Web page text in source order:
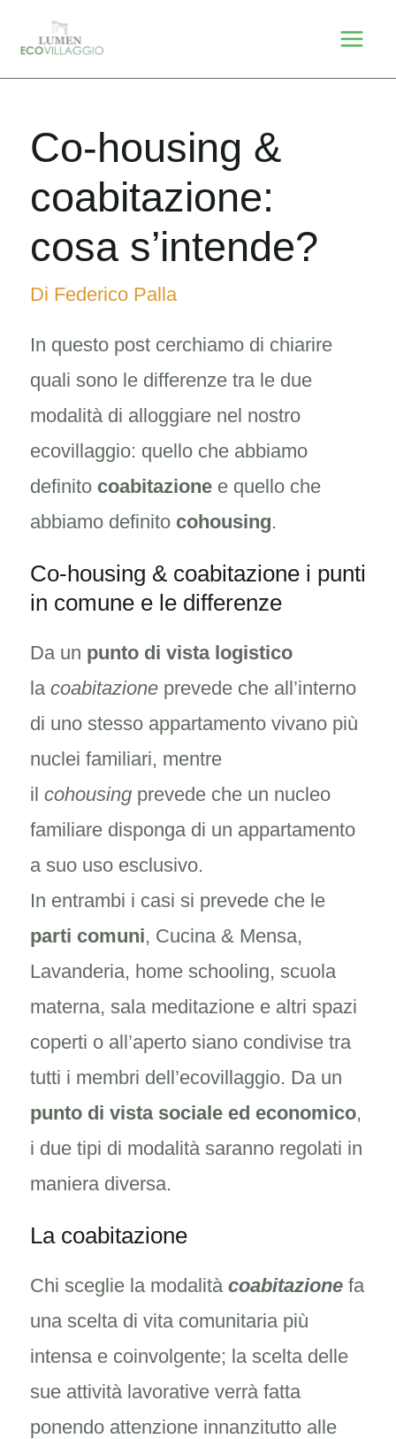
Co-housing &
coabitazione:
cosa s’intende?
Di Federico Palla
In questo post cerchiamo di chiarire
quali sono le differenze tra le due
modalità di alloggiare nel nostro
ecovillaggio: quello che abbiamo
definito coabitazionee quello che
abbiamo definito cohousing.
Co-housing & coabitazione i punti
in comune e le differenze
Da un punto di vista logistico
la coabitazioneprevede che all’interno
di uno stesso appartamento vivano più
nuclei familiari, mentre
il cohousingprevede che un nucleo
familiare disponga di un appartamento
a suo uso esclusivo.
In entrambi i casi si prevede che le
parti comuni, Cucina & Mensa,
Lavanderia, home schooling, scuola
materna, sala meditazione e altri spazi
coperti o all’aperto siano condivise tra
tutti i membri dell’ecovillaggio. Da un
punto di vista sociale ed economico,
i due tipi di modalità saranno regolati in
maniera diversa.
La coabitazione
Chi sceglie la modalità coabitazionefa
una scelta di vita comunitaria più
intensa e coinvolgente; la scelta delle
sue attività lavorative verrà fatta
ponendo attenzione innanzitutto alle